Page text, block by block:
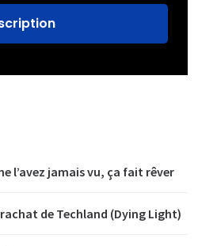
l’avez jamais vu, ça fait rêver
de Techland (Dying Light)